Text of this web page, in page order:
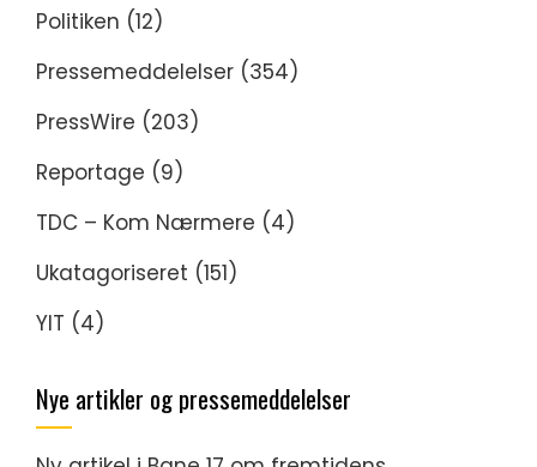
Politiken (12)
Pressemeddelelser (354)
PressWire (203)
Reportage (9)
TDC – Kom Nærmere (4)
Ukatagoriseret (151)
YIT (4)
Nye artikler og pressemeddelelser